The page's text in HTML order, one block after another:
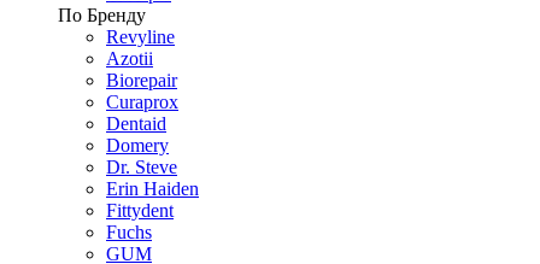
По Бренду
Revyline
Azotii
Biorepair
Curaprox
Dentaid
Domery
Dr. Steve
Erin Haiden
Fittydent
Fuchs
GUM